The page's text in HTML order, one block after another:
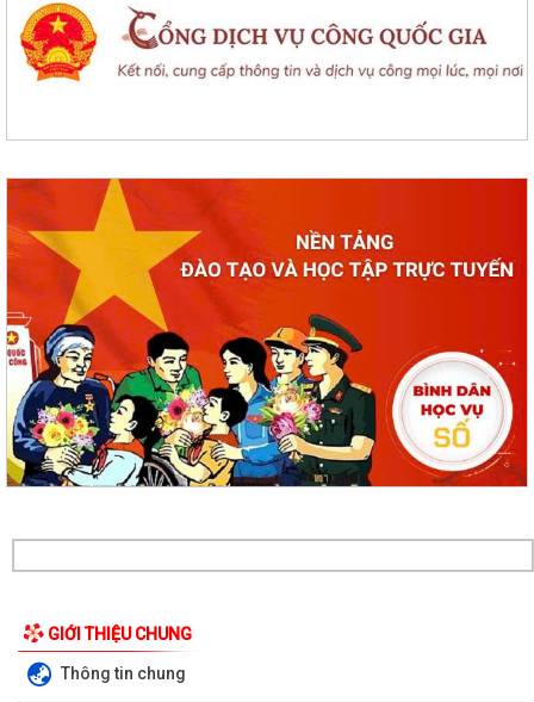
GIỚI THIỆU CHUNG
Thông tin chung